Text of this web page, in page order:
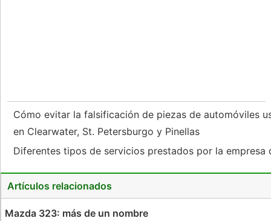
Cómo evitar la falsificación de piezas de automóviles
en Clearwater, St. Petersburgo y Pinellas
Diferentes tipos de servicios prestados por la
Artículos relacionados
Mazda 323: más de un nombre